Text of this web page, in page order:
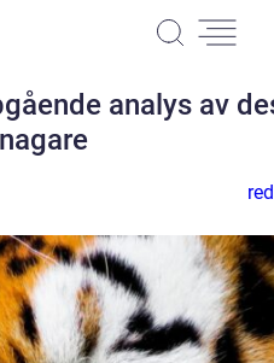
analys av